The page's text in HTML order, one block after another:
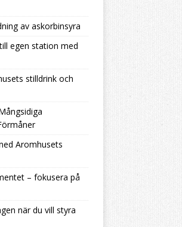
av askorbinsyra
egen station med
stilldrink och
Aromhusets
– fokusera på
när du vill styra